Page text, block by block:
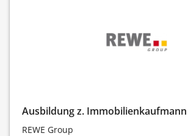
Ausbildung z.
REWE Group